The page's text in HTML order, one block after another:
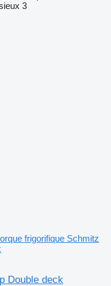
3
frigorifique Schmitz
Double deck